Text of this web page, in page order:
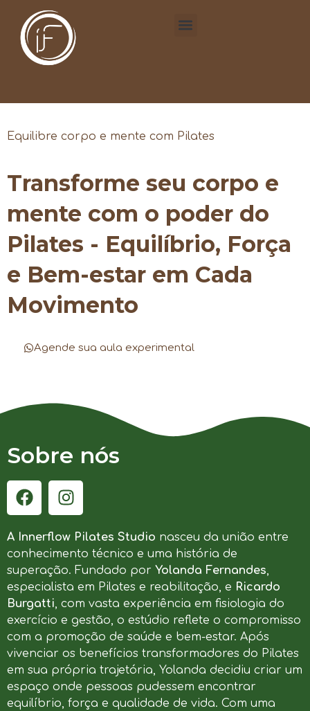
Equilibre corpo e mente com Pilates
Transforme seu corpo e
mente com o poder do
Pilates - Equilíbrio, Força
e Bem-estar em Cada
Movimento
Agende sua aula experimental
Sobre nós
A Innerflow Pilates Studio nasceu da união entre
conhecimento técnico e uma história de
superação. Fundado por Yolanda Fernandes,
especialista em Pilates e reabilitação, e Ricardo
Burgatti, com vasta experiência em fisiologia do
exercício e gestão, o estúdio reflete o compromisso
com a promoção de saúde e bem-estar. Após
vivenciar os benefícios transformadores do Pilates
em sua própria trajetória, Yolanda decidiu criar um
espaço onde pessoas pudessem encontrar
equilíbrio, força e qualidade de vida. Com uma